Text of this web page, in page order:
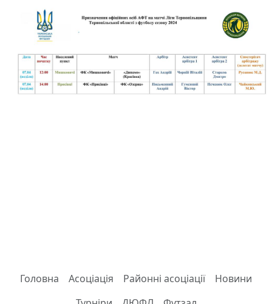
Головна Асоціація Районні асоціації
Новини